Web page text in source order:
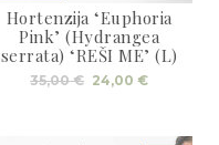
Hortenzija ‘Euphoria
Pink’ (Hydrangea
serrata) ‘REŠI ME’ (L)
35,00€ Izvirna
cena
24,00 €Trenutna